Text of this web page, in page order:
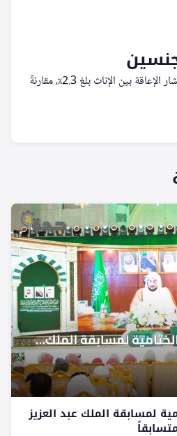
وأظهرت النتائج أن معدل انتشار الإعاقة بين الإناث بلغ 2.3٪، مقارنةً
لمسابقة الملك عبد العزيز